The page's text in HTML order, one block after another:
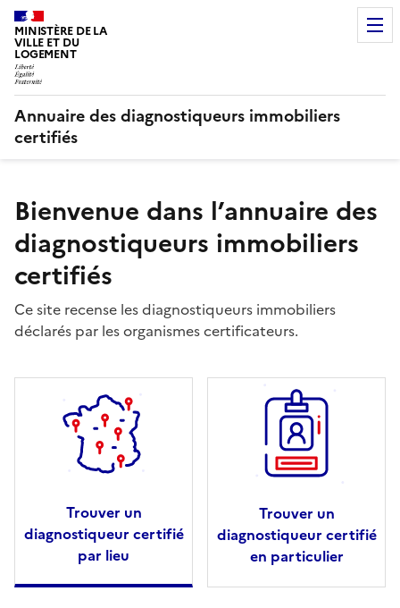
MINISTÈRE DE LA
VILLE ET DU
LOGEMENT
Annuaire des diagnostiqueurs immobiliers
certifiés
Bienvenue dans l’annuaire des
diagnostiqueurs immobiliers
certifiés
Ce site recense les diagnostiqueurs immobiliers
déclarés par les organismes certificateurs.
Trouver un
diagnostiqueur certifié
par lieu
Trouver un
diagnostiqueur certifié
en particulier